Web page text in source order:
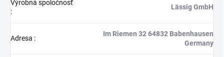
Výrobná spoločnosť
:
Lässig GmbH
Adresa :
Im Riemen 32 64832 Babenhausen
Germany